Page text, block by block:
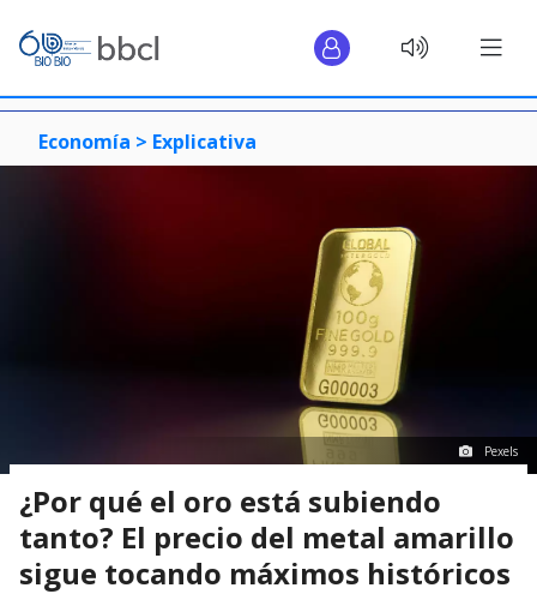
Economía > Explicativa
Pexels
¿Por qué el oro está subiendo
tanto? El precio del metal amarillo
sigue tocando máximos históricos